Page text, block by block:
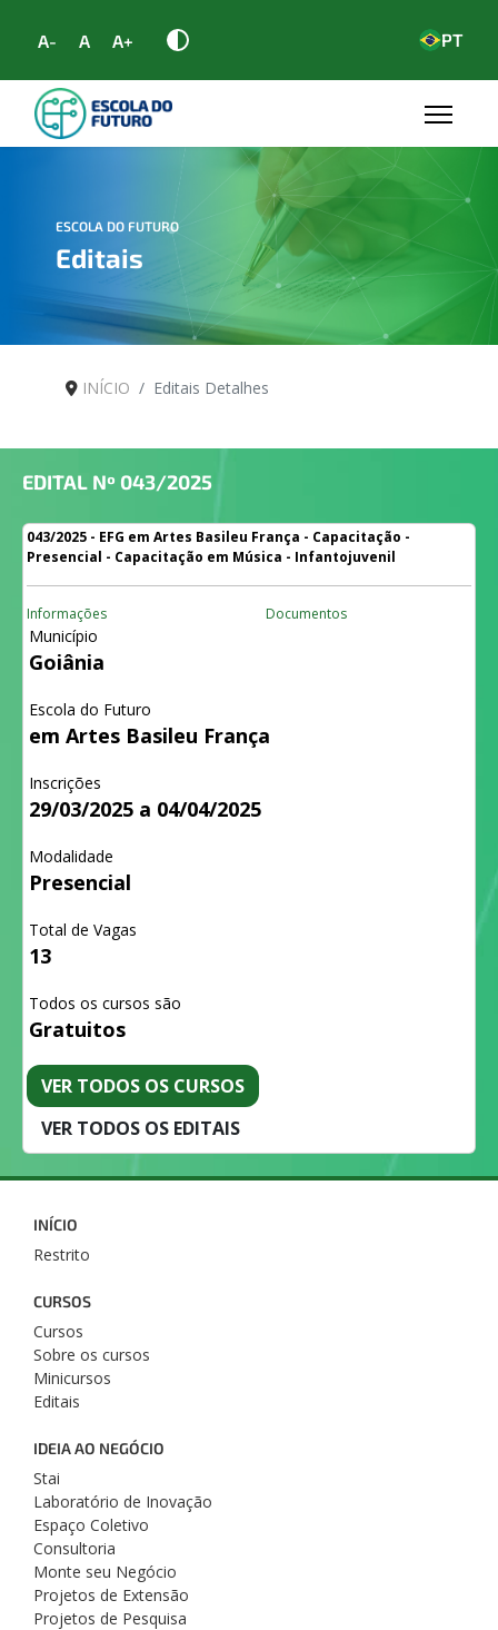
A- A A+ PT
ESCOLA DO FUTURO
Editais
INÍCIO Editais Detalhes
EDITAL Nº 043/2025
043/2025 - EFG em Artes Basileu França - Capacitação -
Presencial - Capacitação em Música - Infantojuvenil
Informações Documentos
Município
Goiânia
Escola do Futuro
em Artes Basileu França
Inscrições
29/03/2025 a 04/04/2025
Modalidade
Presencial
Total de Vagas
13
Todos os cursos são
Gratuitos
VER TODOS OS CURSOS
VER TODOS OS EDITAIS
INÍCIO
Restrito
CURSOS
Cursos
Sobre os cursos
Minicursos
Editais
IDEIA AO NEGÓCIO
Stai
Laboratório de Inovação
Espaço Coletivo
Consultoria
Monte seu Negócio
Projetos de Extensão
Projetos de Pesquisa